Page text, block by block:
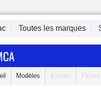
Toutes les marques
Modèles Essais